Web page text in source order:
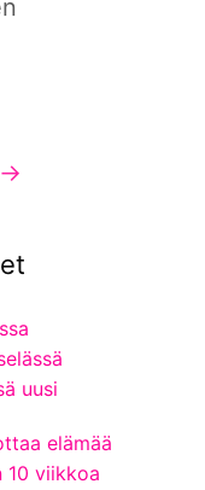
→
uusi
elämää
10 viikkoa